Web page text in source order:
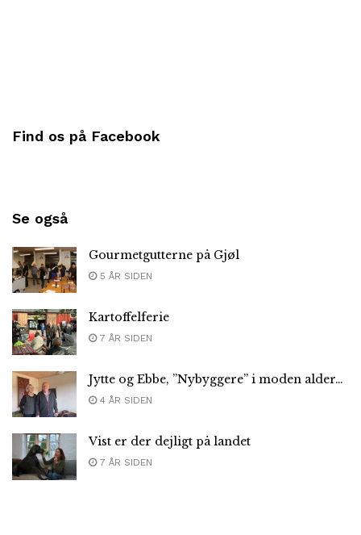
Find os på Facebook
Se også
Gourmetgutterne på Gjøl
5 ÅR SIDEN
Kartoffelferie
7 ÅR SIDEN
Jytte og Ebbe, ”Nybyggere” i moden alder…
4 ÅR SIDEN
Vist er der dejligt på landet
7 ÅR SIDEN